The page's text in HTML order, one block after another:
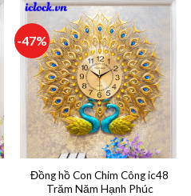
-47%
Đồng hồ Con Chim Công ic48
Trăm Năm Hạnh Phúc